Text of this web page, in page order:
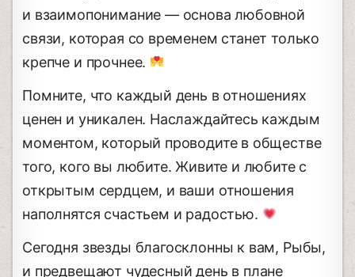
и взаимопонимание — основа любовной
связи, которая со временем станет только
крепче и прочнее.
Помните, что каждый день в отношениях
ценен и уникален. Наслаждайтесь каждым
моментом, который проводите в обществе
того, кого вы любите. Живите и любите с
открытым сердцем, и ваши отношения
наполнятся счастьем и радостью.
Сегодня звезды благосклонны к вам, Рыбы,
и предвещают чудесный день в плане